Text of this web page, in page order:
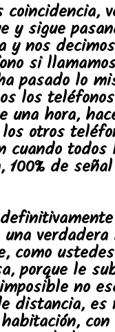
y sigue
nos
si
pasado lo
los
una hora,
otros
cuando
de
verdadera
como
porque le
no
distancia,